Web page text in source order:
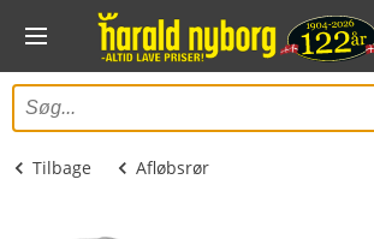
Tilbage Afløbsrør